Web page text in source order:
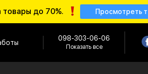
до 70%. Просмотреть
098-303-06-06
Показать все